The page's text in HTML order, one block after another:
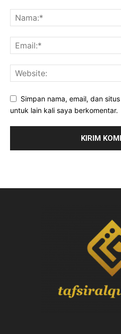
Simpan nama, email, dan
untuk lain kali saya berkomentar.